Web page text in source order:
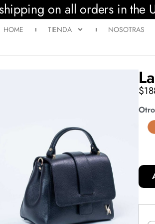
on all orders in the
HOME TIENDA NOSOTRAS
$